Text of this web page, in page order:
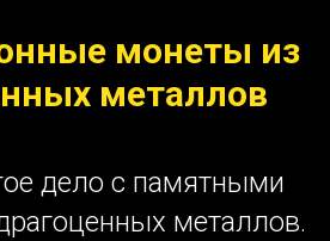
монеты из
металлов
дело с памятными
металлов.